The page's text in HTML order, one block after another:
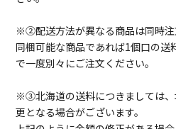
※②配送方法が異なる商品は同時注
同梱可能な商品であれば1個口の送
で一度別々にご注文ください。
※③北海道の送料につきましては
更となる場合がございます。